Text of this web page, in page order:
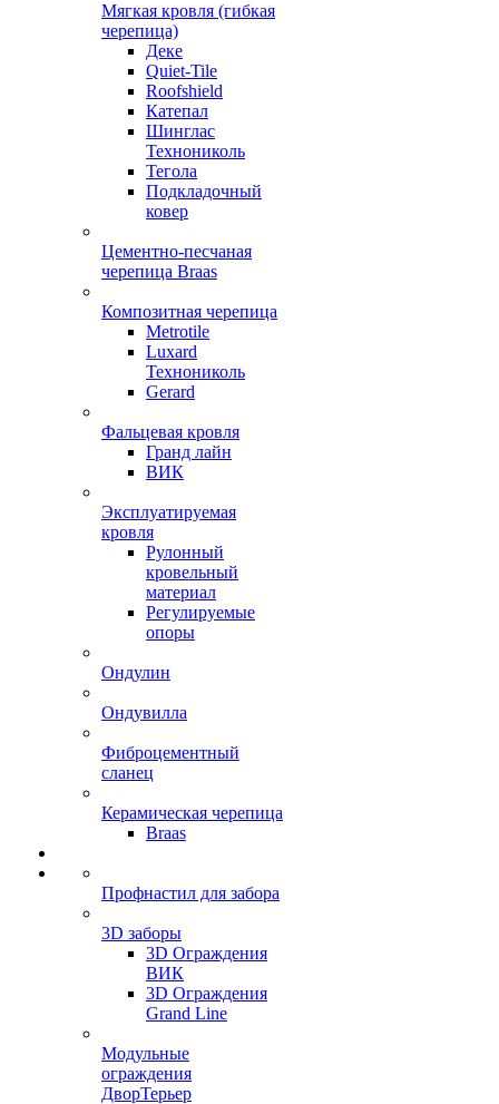
Мягкая кровля (гибкая
черепица)
Деке
Quiet-Tile
Roofshield
Катепал
Шинглас
Технониколь
Тегола
Подкладочный
ковер
Цементно-песчаная
черепица Braas
Композитная черепица
Metrotile
Luxard
Технониколь
Gerard
Фальцевая кровля
Гранд лайн
ВИК
Эксплуатируемая
кровля
Рулонный
кровельный
материал
Регулируемые
опоры
Ондулин
Ондувилла
Фиброцементный
сланец
Керамическая черепица
Braas
Профнастил для забора
3D заборы
3D Ограждения
ВИК
3D Ограждения
Grand Line
Модульные
ограждения
ДворТерьер